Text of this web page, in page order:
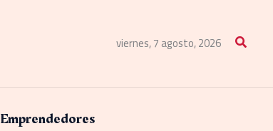
viernes, 7 agosto, 2026 Buscar
Emprendedores